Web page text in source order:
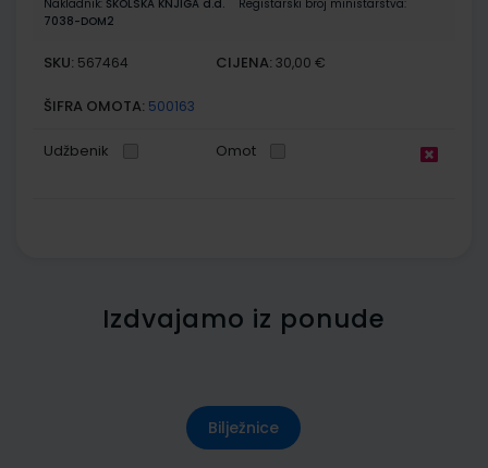
Nakladnik: ŠKOLSKA KNJIGA d.d.
Registarski broj ministarstva:
7038-DOM2
SKU: 567464 CIJENA: 30,00 €
ŠIFRA OMOTA: 500163
Udžbenik Omot
Izdvajamo iz ponude
Bilježnice